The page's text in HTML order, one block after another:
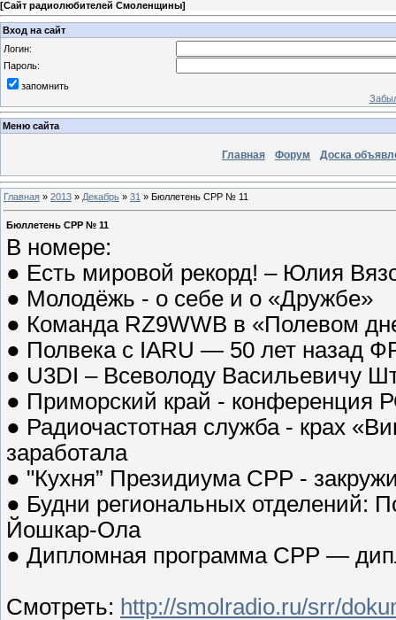
[Сайт радиолюбителей Смоленщины]
Вход на сайт
Логин:
Пароль:
запомнить
Меню сайта
Главная Форум Доска
Главная » 2013 » Декабрь » 31 » Бюллетень СРР № 11
Бюллетень СРР № 11
В номере:
● Есть мировой рекорд! – Юлия
● Молодёжь - о себе и о «Дружбе»
● Команда RZ9WWB в «Полевом
● Полвека с IARU — 50 лет назад
● U3DI – Всеволоду Васильевичу
● Приморский край - конференция
● Радиочастотная служба - крах
заработала
● "Кухня” Президиума СРР -
● Будни региональных отделений:
Йошкар-Ола
● Дипломная программа СРР —
Смотреть: http://smolradio.ru/srr/